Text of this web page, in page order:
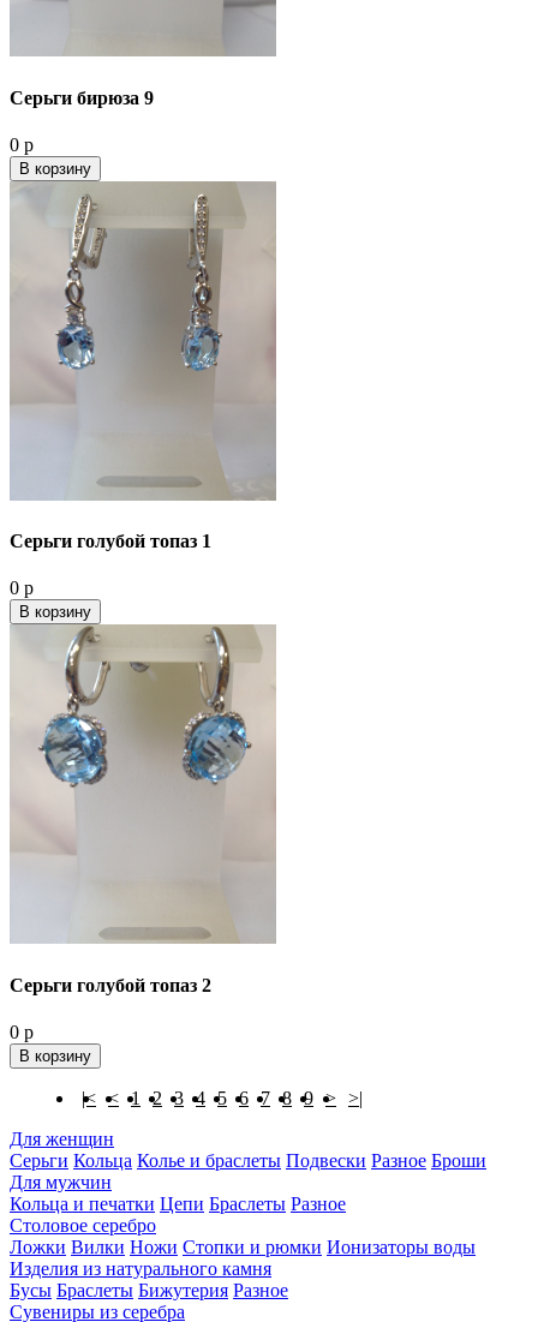
Серьги бирюза 9
0 р
В корзину
Серьги голубой топаз 1
0 р
В корзину
Серьги голубой топаз 2
0 р
В корзину
|< < 1 2 3 4 5 6 7 8 9 > >|
Для женщин
Серьги Кольца Колье и браслеты Подвески Разное Броши
Для мужчин
Кольца и печатки Цепи Браслеты Разное
Столовое серебро
Ложки Вилки Ножи Стопки и рюмки Ионизаторы воды
Изделия из натурального камня
Бусы Браслеты Бижутерия Разное
Сувениры из серебра